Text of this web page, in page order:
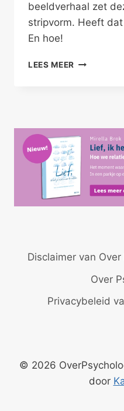
beeldverhaal zet
stripvorm. Heeft
En hoe!
LEES MEER NOG
Disclaimer van
Over
Privacybeleid
© 2026
door